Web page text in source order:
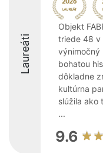
Laureáti
Objekt
triede 48 v
výnimočný
bohatou
dôkladne
kultúrna
slúžila ako
...
9.6